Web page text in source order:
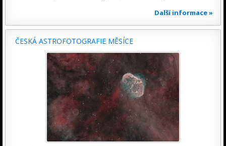
Další informace »
ČESKÁ ASTROFOTOGRAFIE MĚSÍCE